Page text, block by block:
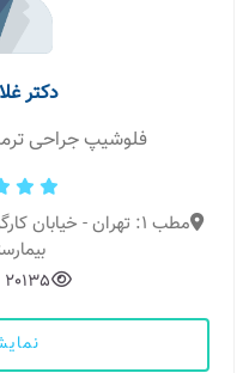
دکتر
فلوشیپ جراحی
مطب 1: تهران -
20135